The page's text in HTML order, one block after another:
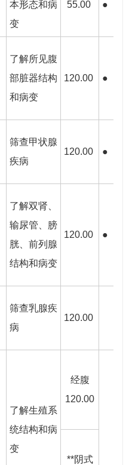
本形态和病
变
55.00 ●
了解所见腹
部脏器结构
和病变
120.00 ●
筛查甲状腺
疾病
120.00 ●
了解双肾、
输尿管、膀
胱、前列腺
结构和病变
120.00 ●
筛查乳腺疾
病
120.00
了解生殖系
统结构和病
变
经腹
120.00
**阴式